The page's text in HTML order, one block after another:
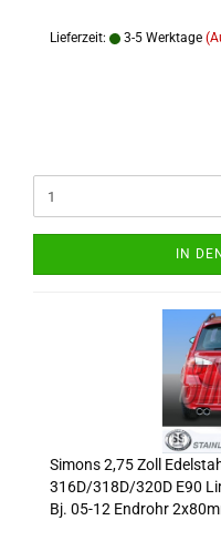
Lieferzeit: 3-5 Werktage
IN
Simons 2,75 Zoll
316D/318D/320D E90
Bj. 05-12 Endrohr